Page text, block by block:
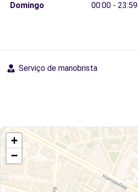
Domingo
00:00 - 23:59
Serviço de manobrista
+
−